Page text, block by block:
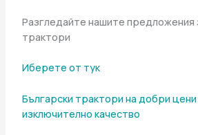
Разгледайте нашите предложения
трактори
Иберете от тук
Български трактори на добри
изключително качество